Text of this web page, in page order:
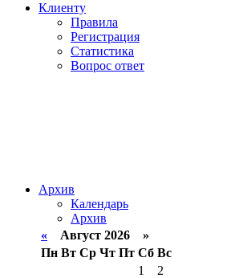
Клиенту
Правила
Регистрация
Статистика
Вопрос ответ
Архив
Календарь
Архив
« Август 2026 »
Пн Вт Ср Чт Пт Сб Вс
1
2